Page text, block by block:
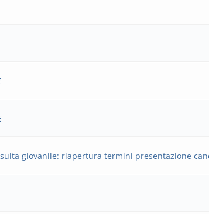
giovanile: riapertura termini presentazione